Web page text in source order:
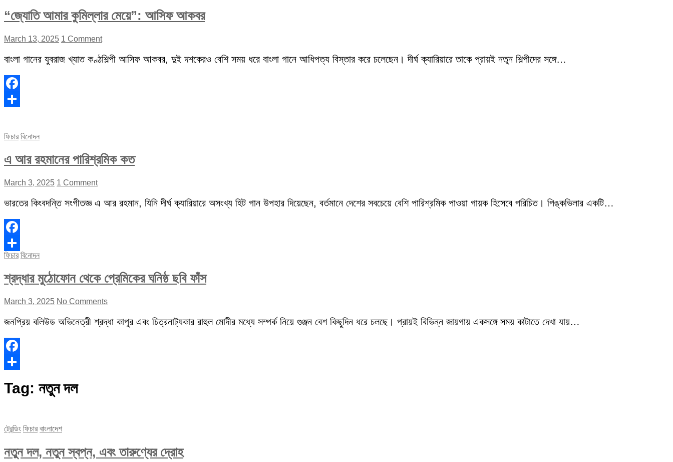
“জ্যোতি আমার কুমিল্লার মেয়ে”: আসিফ আকবর
March 13, 2025 1 Comment
বাংলা গানের যুবরাজ খ্যাত কণ্ঠশিল্পী আসিফ আকবর, দুই দশকেরও বেশি সময় ধরে বাংলা গানে আধিপত্য বিস্তার করে চলেছেন। দীর্ঘ ক্যারিয়ারে তাকে প্রায়ই নতুন শিল্পীদের সঙ্গে…
Facebook
ফিচার বিনোদন
এ আর রহমানের পারিশ্রমিক কত
March 3, 2025 1 Comment
ভারতের কিংবদন্তি সংগীতজ্ঞ এ আর রহমান, যিনি দীর্ঘ ক্যারিয়ারে অসংখ্য হিট গান উপহার দিয়েছেন, বর্তমানে দেশের সবচেয়ে বেশি পারিশ্রমিক পাওয়া গায়ক হিসেবে পরিচিত। পিঙ্কভিলার একটি…
Facebook
Share
ফিচার বিনোদন
শ্রদ্ধার মুঠোফোন থেকে প্রেমিকের ঘনিষ্ঠ ছবি ফাঁস
March 3, 2025 No Comments
জনপ্রিয় বলিউড অভিনেত্রী শ্রদ্ধা কাপুর এবং চিত্রনাট্যকার রাহুল মোদীর মধ্যে সম্পর্ক নিয়ে গুঞ্জন বেশ কিছুদিন ধরে চলছে। প্রায়ই বিভিন্ন জায়গায় একসঙ্গে সময় কাটাতে দেখা যায়…
Facebook
Tag: নতুন দল
ট্রেন্ডিং ফিচার বাংলাদেশ
নতুন দল, নতুন স্বপ্ন, এবং তারুণ্যের দ্রোহ